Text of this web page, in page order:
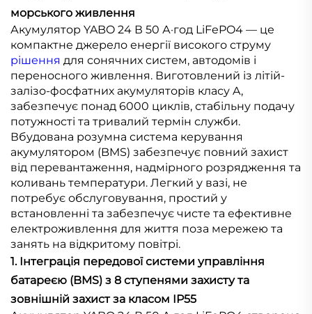
морського живлення
Акумулятор YABO 24 В 50 А·год LiFePO4 — це
компактне джерело енергії високого струму
рішення для сонячних систем, автодомів і
переносного живлення. Виготовлений із літій-
залізо-фосфатних акумуляторів класу A,
забезпечує понад 6000 циклів, стабільну подачу
потужності та тривалий термін служби.
Вбудована розумна система керування
акумулятором (BMS) забезпечує повний захист
від перевантаження, надмірного розрядження та
коливань температури. Легкий у вазі, не
потребує обслуговування, простий у
встановленні та забезпечує чисте та ефективне
електроживлення для життя поза мережею та
занять на відкритому повітрі.
1. Інтеграція передової системи управління
батареєю (BMS) з 8 ступенями захисту та
зовнішній захист за класом IP55